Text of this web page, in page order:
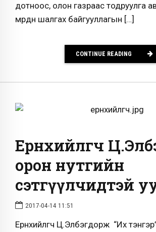
дотноос, олон газраас тодруулга
мөрдөн шалгах байгууллагын […]
CONTINUE READING
Ерөнхийлөгч
орон нутгийн
сэтгүүлчидтэй
2017-04-14 11:51
Ерөнхийлөгч Ц.Элбэгдорж “Их